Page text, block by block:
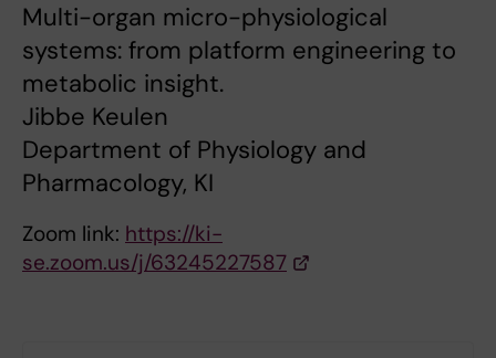
Multi-organ micro-physiological
systems: from platform engineering to
metabolic insight.
Jibbe Keulen
Department of Physiology and
Pharmacology, KI
Zoom link: https://ki-
se.zoom.us/j/63245227587